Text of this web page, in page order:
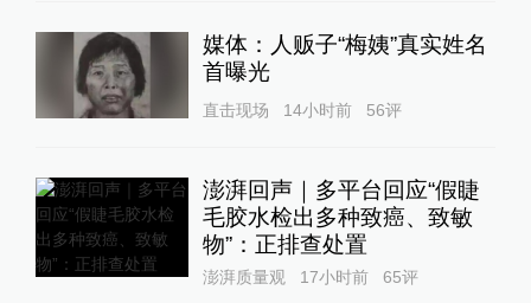
媒体：人贩子“梅姨”真实姓名
首曝光
直击现场 14小时前 56评
澎湃回声｜多平台回应“假睫
毛胶水检出多种致癌、致敏
物”：正排查处置
澎湃质量观 17小时前 65评